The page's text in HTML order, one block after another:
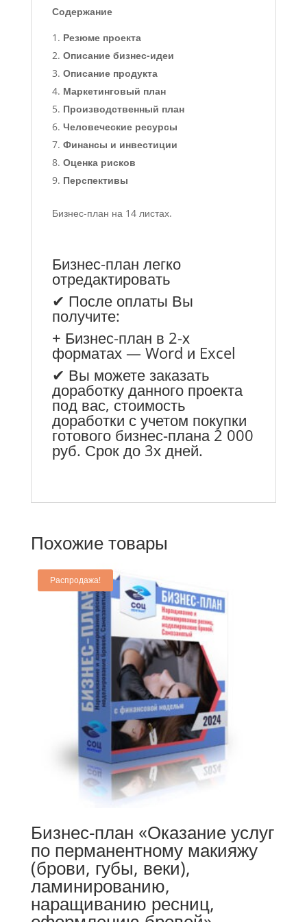
Содержание
Резюме проекта
Описание бизнес-идеи
Описание продукта
Маркетинговый план
Производственный план
Человеческие ресурсы
Финансы и инвестиции
Оценка рисков
Перспективы
Бизнес-план на 14 листах.
Бизнес-план легко
отредактировать
✔ После оплаты Вы
получите:
+ Бизнес-план в 2-х
форматах — Word и Excel
✔ Вы можете заказать
доработку данного проекта
под вас, стоимость
доработки с учетом покупки
готового бизнес-плана 2 000
руб. Срок до 3х дней.
Похожие товары
Распродажа!
Бизнес-план «Оказание услуг
по перманентному макияжу
(брови, губы, веки),
ламинированию,
наращиванию ресниц,